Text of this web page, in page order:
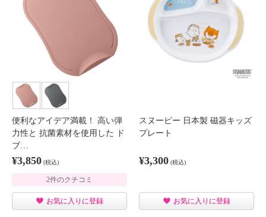
便利なアイデア満載！ 高い弾
力性と 抗菌素材を使用した ド
ブ…
¥3,850 (税込)
2件のクチコミ
お気に入りに登録
スヌーピー 日本製 磁器キッズ
プレート
¥3,300 (税込)
お気に入りに登録